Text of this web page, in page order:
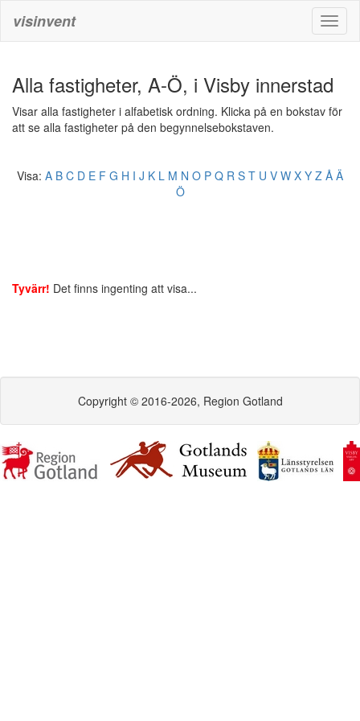
visinvent
Alla fastigheter, A-Ö, i Visby innerstad
Visar alla fastigheter i alfabetisk ordning. Klicka på en bokstav för
att se alla fastigheter på den begynnelsebokstaven.
Visa: A B C D E F G H I J K L M N O P Q R S T U V W X Y Z Å Ä
Ö
Tyvärr! Det finns ingenting att visa...
Copyright © 2016-2026, Region Gotland